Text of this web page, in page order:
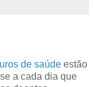
de saúde estão
a cada dia que